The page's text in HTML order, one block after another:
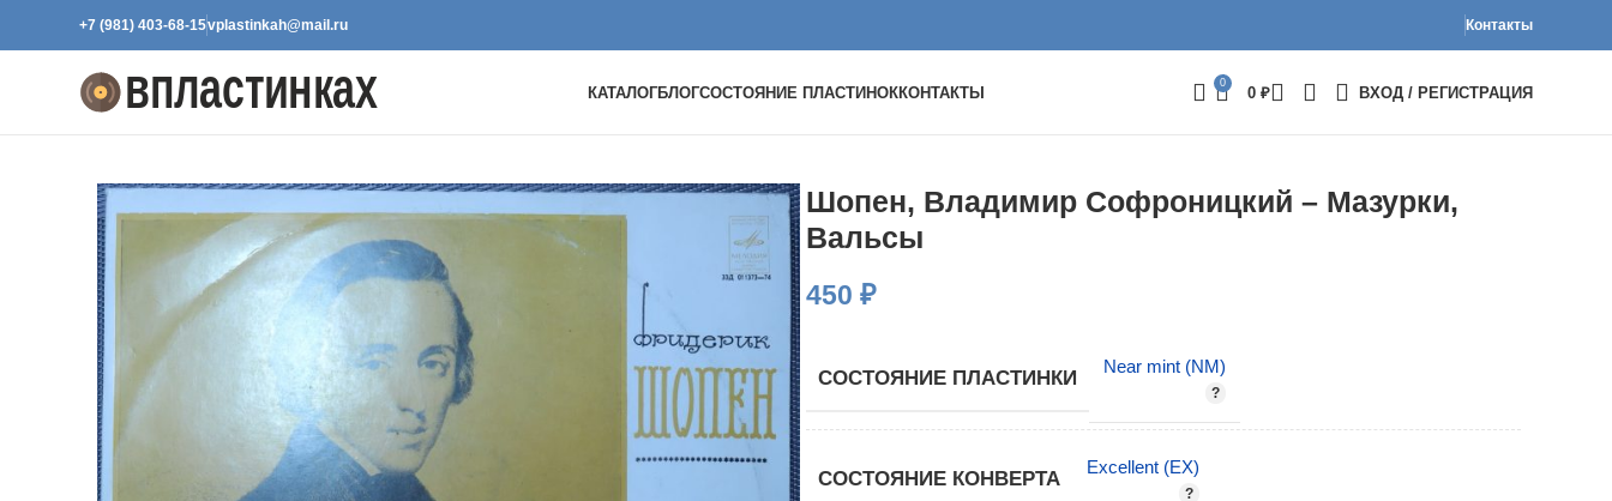
+7 (981) 403-68-15vplastinkah@mail.ru Контакты
КАТАЛОГБЛОГСОСТОЯНИЕ ПЛАСТИНОККОНТАКТЫ
0
0 ₽ ВХОД / РЕГИСТРАЦИЯ
Шопен, Владимир Софроницкий – Мазурки,
Вальсы
450 ₽
СОСТОЯНИЕ ПЛАСТИНКИ
Near mint (NM)
СОСТОЯНИЕ КОНВЕРТА
Excellent (EX)